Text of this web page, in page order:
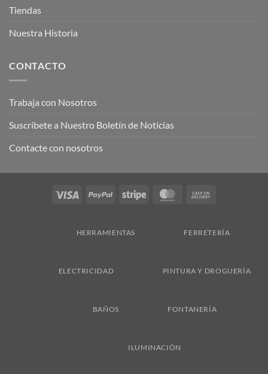
Tiendas
Nuestra Historia
CONTACTO
Trabaja con Nosotros
Suscríbete a Nuestro Boletín de Noticias
Contacte con nosotros
Visa PayPal Stripe MasterCard
HERRAMIENTAS FERRETERÍA
ELECTRICIDAD PINTURA Y DROGUERÍA
BAÑOS FONTANERÍA
ILUMINACIÓN